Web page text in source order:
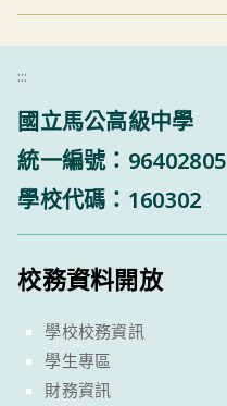
:::
國立馬公高級中學
統一編號：96402805
學校代碼：160302
校務資料開放
學校校務資訊
學生專區
財務資訊